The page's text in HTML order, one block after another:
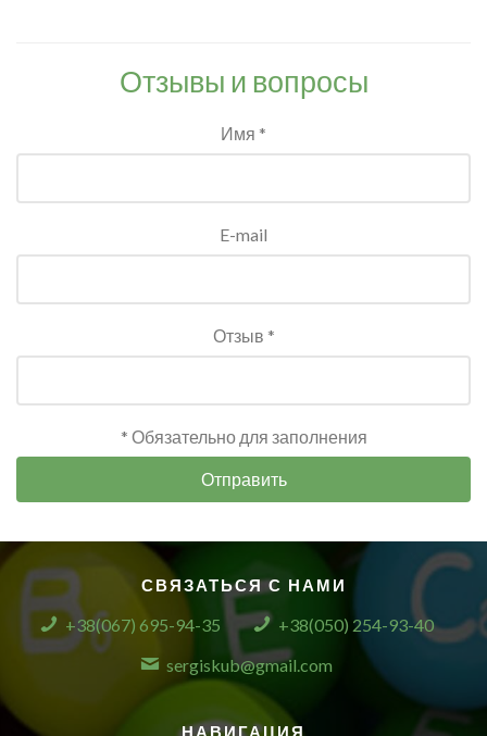
Отзывы и вопросы
Имя *
E-mail
Отзыв *
* Обязательно для заполнения
Отправить
СВЯЗАТЬСЯ С НАМИ
+38(067) 695-94-35
+38(050) 254-93-40
sergiskub@gmail.com
НАВИГАЦИЯ